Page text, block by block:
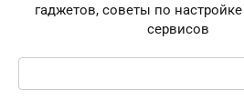
гаджетов, советы по
сервисов
Поиск: